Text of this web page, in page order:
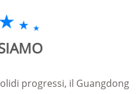
progressi, il Guangdong